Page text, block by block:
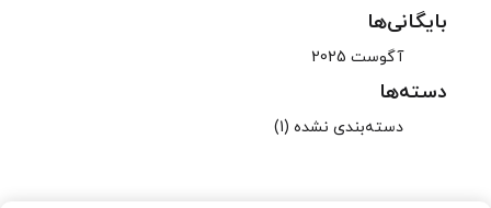
بایگانی‌ها
آگوست 2025
دسته‌ها
دسته‌بندی نشده (1)